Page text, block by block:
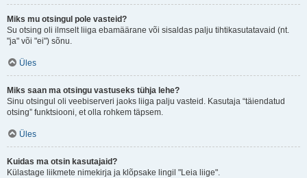
Miks mu otsingul pole vasteid?
Su otsing oli ilmselt liiga ebamäärane või sisaldas palju tihtikasutatavaid (nt.
"ja" või "ei") sõnu.
Üles
Miks saan ma otsingu vastuseks tühja lehe?
Sinu otsingul oli veebiserveri jaoks liiga palju vasteid. Kasutaja “täiendatud
otsing” funktsiooni, et olla rohkem täpsem.
Üles
Kuidas ma otsin kasutajaid?
Külastage liikmete nimekirja ja klõpsake lingil "Leia liige".